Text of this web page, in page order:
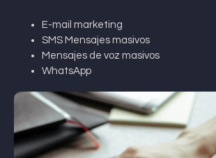
E-mail marketing
SMS Mensajes masivos
Mensajes de voz masivos
WhatsApp